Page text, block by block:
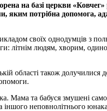
на базі церкви
яким потрібна допомога,
своїх однодумців з
літнім людям, хворим,
також долучилися
Мама та бабуся змушені
неповнолітнього